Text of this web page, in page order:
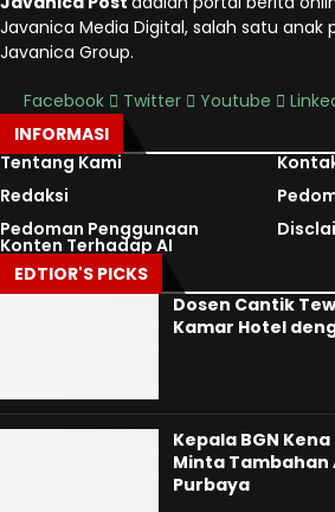
Javanica Media Digital, salah satu anak
Javanica Group.
Facebook Twitter Youtube
INFORMASI
Tentang Kami
Redaksi
Pedoman Penggunaan
Konten Terhadap AI
EDTIOR'S PICKS
Dosen Cantik
Kamar Hotel
Kepala BGN
Minta Tambahan
Purbaya